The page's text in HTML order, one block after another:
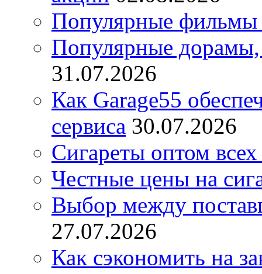
Популярные фильмы
Популярные дорамы,
31.07.2026
Как Garage55
сервиса 30.07.2026
Сигареты оптом
Честные цены на
Выбор между
27.07.2026
Как сэкономить на